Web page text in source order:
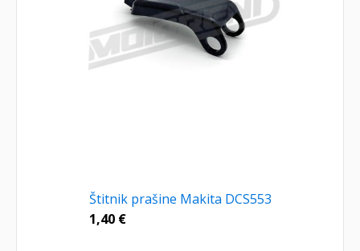
Štitnik prašine Makita DCS553
1,40 €